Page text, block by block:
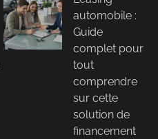
automobile :
Guide
complet pour
tout
comprendre
sur cette
solution de
financement